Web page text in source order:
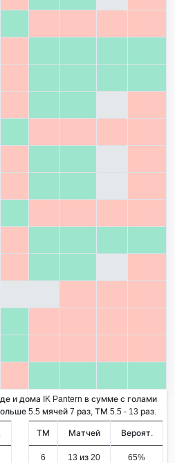
и дома IK Pantern в сумме с голами
5.5 мячей 7 раз, ТМ 5.5 - 13 раз.
ТМ Матчей Вероят.
6 13 из 20 65%